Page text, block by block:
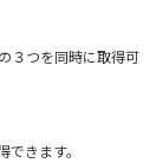
検索
３つを同時に取得可
きます。